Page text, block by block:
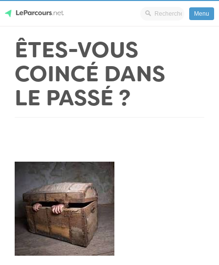
content
LeParcours.net
Menu
ÊTES-VOUS
COINCÉ DANS
LE PASSÉ ?